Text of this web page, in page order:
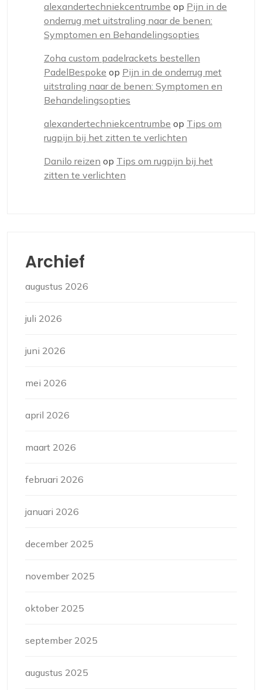
alexandertechniekcentrumbe op Pijn in de
onderrug met uitstraling naar de benen:
Symptomen en Behandelingsopties
Zoha custom padelrackets bestellen
PadelBespoke op Pijn in de onderrug met
uitstraling naar de benen: Symptomen en
Behandelingsopties
alexandertechniekcentrumbe op Tips om
rugpijn bij het zitten te verlichten
Danilo reizen op Tips om rugpijn bij het
zitten te verlichten
Archief
augustus 2026
juli 2026
juni 2026
mei 2026
april 2026
maart 2026
februari 2026
januari 2026
december 2025
november 2025
oktober 2025
september 2025
augustus 2025